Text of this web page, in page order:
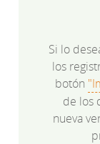
Si lo
los
botón
de los
nueva